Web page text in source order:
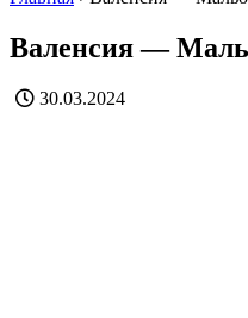
Валенсия —
30.03.2024